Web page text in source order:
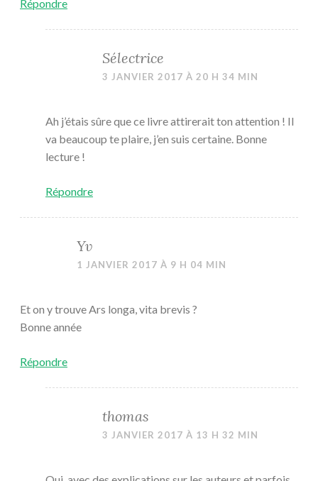
Répondre
Sélectrice
3 JANVIER 2017 À 20 H 34 MIN
Ah j’étais sûre que ce livre attirerait ton attention ! Il
va beaucoup te plaire, j’en suis certaine. Bonne
lecture !
Répondre
Yv
1 JANVIER 2017 À 9 H 04 MIN
Et on y trouve Ars longa, vita brevis ?
Bonne année
Répondre
thomas
3 JANVIER 2017 À 13 H 32 MIN